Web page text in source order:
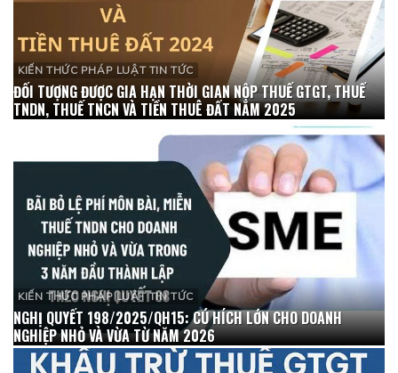
KIẾN THỨC PHÁP LUẬT TIN TỨC
ĐỐI TƯỢNG ĐƯỢC GIA HẠN THỜI GIAN NỘP THUẾ GTGT, THUẾ
TNDN, THUẾ TNCN VÀ TIỀN THUÊ ĐẤT NĂM 2025
KIẾN THỨC PHÁP LUẬT TIN TỨC
NGHỊ QUYẾT 198/2025/QH15: CÚ HÍCH LỚN CHO DOANH
NGHIỆP NHỎ VÀ VỪA TỪ NĂM 2026